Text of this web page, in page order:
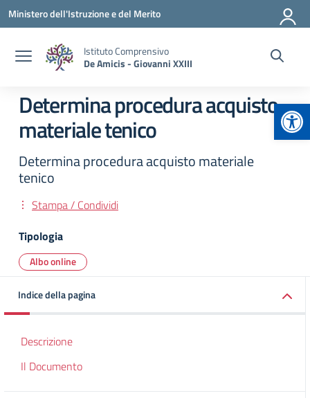
Vai ai contenuti
Vai al menu di navigazione
Vai al footer
Ministero dell'Istruzione e del Merito
Istituto Comprensivo
De Amicis - Giovanni XXIII
Determina procedura acquisto
materiale tenico
Determina procedura acquisto materiale
tenico
Stampa / Condividi
Tipologia
Albo online
Indice della pagina
Descrizione
Il Documento